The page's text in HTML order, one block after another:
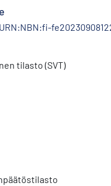
tilasto (SVT)